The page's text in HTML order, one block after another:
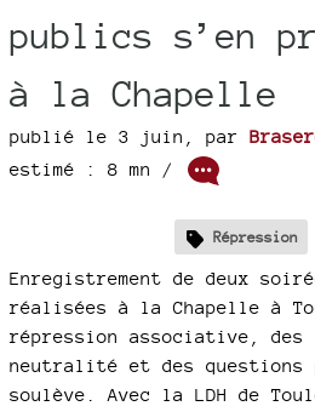
publics s’en
à la Chapelle
publié le 3 juin par
estimé : 8 mn /
Répression
Enregistrement de deux
réalisées à la Chapelle à
répression associative,
neutralité et des questions
soulève. Avec la LDH de